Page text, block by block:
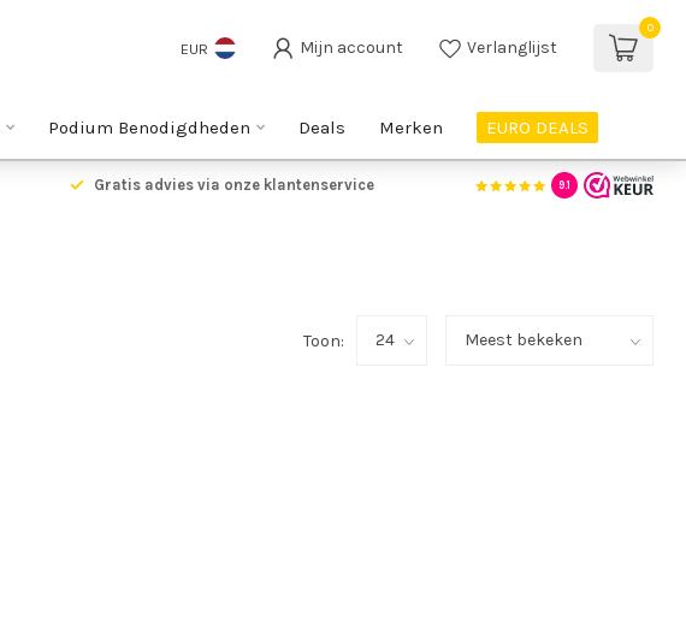
EUR Mijn account Verlanglijst
0
Podium Benodigdheden Deals Merken EURO DEALS
Gratis advies via onze klantenservice 9.1
Toon: